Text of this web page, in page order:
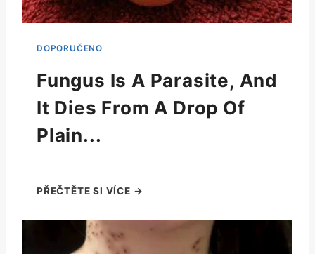
Fungus Is A Parasite, And
It Dies From A Drop Of
Plain...